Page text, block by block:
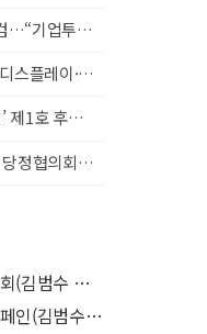
과 함께 높인다”
후공정 핵심도시 도약
뜻한 나눔 실천
도시’ 실현 맞손
2026.08.06.을지연습 준비상황 보고회(김범수 부시장)
2026.08.05.이주노동자 노동존중 캠페인(김범수 부시장)